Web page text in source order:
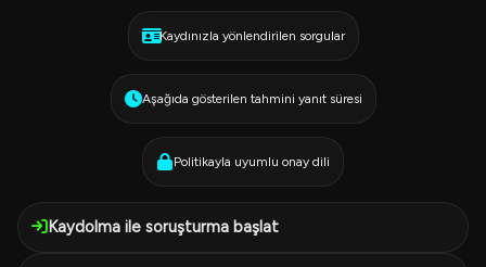
Kaydınızla yönlendirilen sorgular
Aşağıda gösterilen tahmini yanıt süresi
Politikayla uyumlu onay dili
Kaydolma ile soruşturma başlat